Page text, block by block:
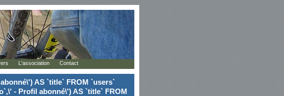
AS `title` FROM `users`
- Profil abonné\') AS `title` FROM
L'association Contact